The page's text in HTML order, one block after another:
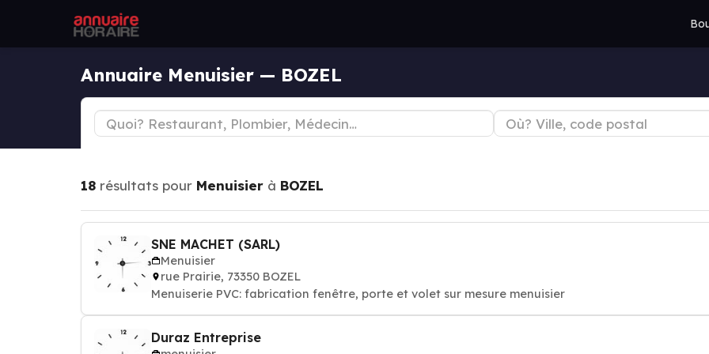
Annuaire Menuisier — BOZEL
18 résultats pour Menuisier à BOZEL
SNE MACHET (SARL)
Menuisier
rue Prairie, 73350 BOZEL
Menuiserie PVC: fabrication fenêtre, porte et volet sur mesure menuisier
Duraz Entreprise